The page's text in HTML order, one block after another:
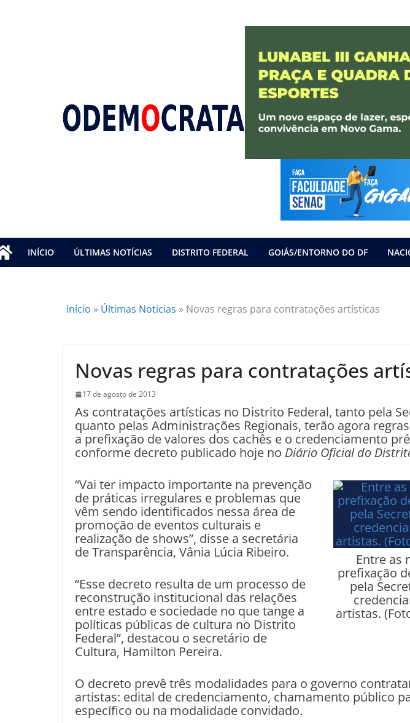
INÍCIO ÚLTIMAS NOTÍCIAS DISTRITO FEDERAL GOIÁS/ENTORNO DO DF
Início » Últimas Noticias » Novas regras para contratações artísticas
Novas regras para contratações
17 de agosto de 2013
As contratações artísticas no Distrito Federal, tanto pela
quanto pelas Administrações Regionais, terão agora
a prefixação de valores dos cachês e o credenciamento
conforme decreto publicado hoje no Diário Oficial do
Entre as
prefixação
pela
artistas.
“Vai ter impacto importante na prevenção
de práticas irregulares e problemas que
vêm sendo identificados nessa área de
promoção de eventos culturais e
realização de shows”, disse a secretária
de Transparência, Vânia Lúcia Ribeiro.
“Esse decreto resulta de um processo de
reconstrução institucional das relações
entre estado e sociedade no que tange a
políticas públicas de cultura no Distrito
Federal”, destacou o secretário de
Cultura, Hamilton Pereira.
O decreto prevê três modalidades para o governo
artistas: edital de credenciamento, chamamento público
específico ou na modalidade convidado.